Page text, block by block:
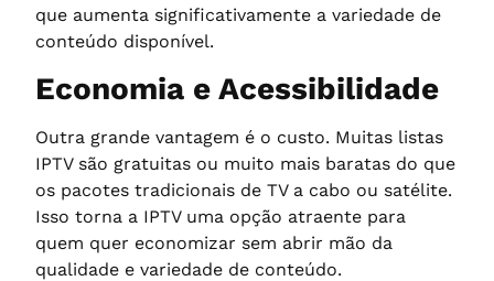
que aumenta significativamente a variedade de
conteúdo disponível.
Economia e Acessibilidade
Outra grande vantagem é o custo. Muitas listas
IPTV são gratuitas ou muito mais baratas do que
os pacotes tradicionais de TV a cabo ou satélite.
Isso torna a IPTV uma opção atraente para
quem quer economizar sem abrir mão da
qualidade e variedade de conteúdo.